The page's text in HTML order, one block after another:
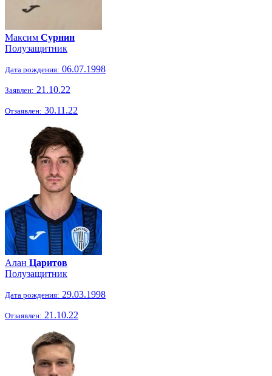
Максим Сурнин
Полузащитник
Дата рождения: 06.07.1998
Заявлен: 21.10.22
Отзаявлен: 30.11.22
Алан Царитов
Полузащитник
Дата рождения: 29.03.1998
Отзаявлен: 21.10.22